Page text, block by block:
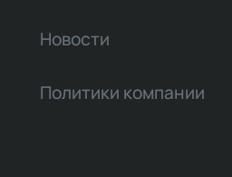
Новости
Политики компании